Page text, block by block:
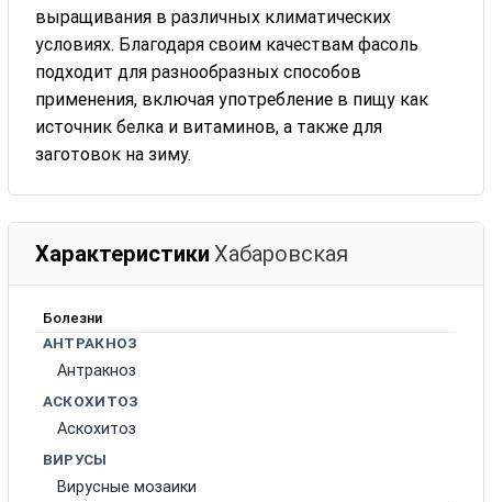
выращивания в различных климатических
условиях. Благодаря своим качествам фасоль
подходит для разнообразных способов
применения, включая употребление в пищу как
источник белка и витаминов, а также для
заготовок на зиму.
Характеристики Хабаровская
Болезни
АНТРАКНОЗ
Антракноз
АСКОХИТОЗ
Аскохитоз
ВИРУСЫ
Вирусные мозаики